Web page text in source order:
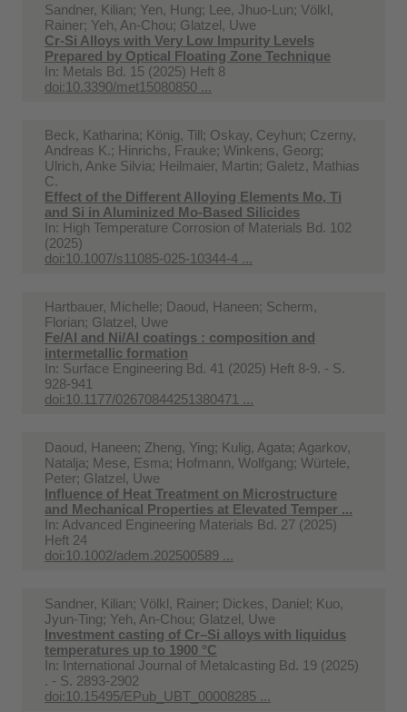
Sandner, Kilian; Yen, Hung; Lee, Jhuo-Lun; Völkl,
Rainer; Yeh, An-Chou; Glatzel, Uwe
Cr-Si Alloys with Very Low Impurity Levels
Prepared by Optical Floating Zone Technique
In: Metals Bd. 15 (2025) Heft 8
doi:10.3390/met15080850 ...
Beck, Katharina; König, Till; Oskay, Ceyhun; Czerny,
Andreas K.; Hinrichs, Frauke; Winkens, Georg;
Ulrich, Anke Silvia; Heilmaier, Martin; Galetz, Mathias
C.
Effect of the Different Alloying Elements Mo, Ti
and Si in Aluminized Mo‑Based Silicides
In: High Temperature Corrosion of Materials Bd. 102
(2025)
doi:10.1007/s11085-025-10344-4 ...
Hartbauer, Michelle; Daoud, Haneen; Scherm,
Florian; Glatzel, Uwe
Fe/Al and Ni/Al coatings : composition and
intermetallic formation
In: Surface Engineering Bd. 41 (2025) Heft 8-9. - S.
928-941
doi:10.1177/02670844251380471 ...
Daoud, Haneen; Zheng, Ying; Kulig, Agata; Agarkov,
Natalja; Mese, Esma; Hofmann, Wolfgang; Würtele,
Peter; Glatzel, Uwe
Influence of Heat Treatment on Microstructure
and Mechanical Properties at Elevated Temper ...
In: Advanced Engineering Materials Bd. 27 (2025)
Heft 24
doi:10.1002/adem.202500589 ...
Sandner, Kilian; Völkl, Rainer; Dickes, Daniel; Kuo,
Jyun-Ting; Yeh, An-Chou; Glatzel, Uwe
Investment casting of Cr–Si alloys with liquidus
temperatures up to 1900 °C
In: International Journal of Metalcasting Bd. 19 (2025)
. - S. 2893-2902
doi:10.15495/EPub_UBT_00008285 ...